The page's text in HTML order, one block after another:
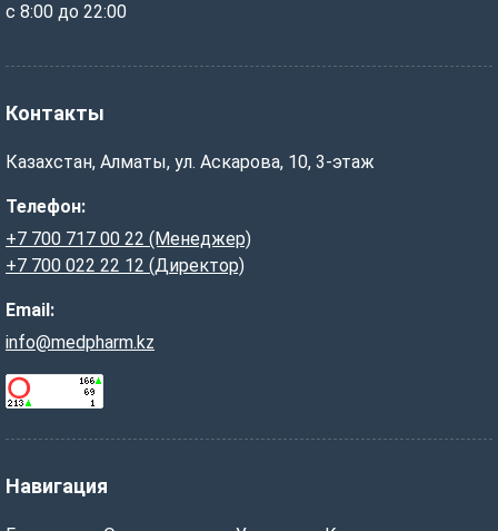
с 8:00 до 22:00
Навигация
Контакты
Казахстан, Алматы, ул. Аскарова, 10, 3-этаж
Телефон:
+7 700 717 00 22 (Менеджер)
+7 700 022 22 12 (Директор)
Email:
info@medpharm.kz